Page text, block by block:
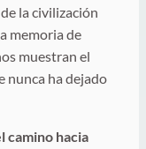
la civilización
memoria de
muestran el
nunca ha dejado
camino hacia